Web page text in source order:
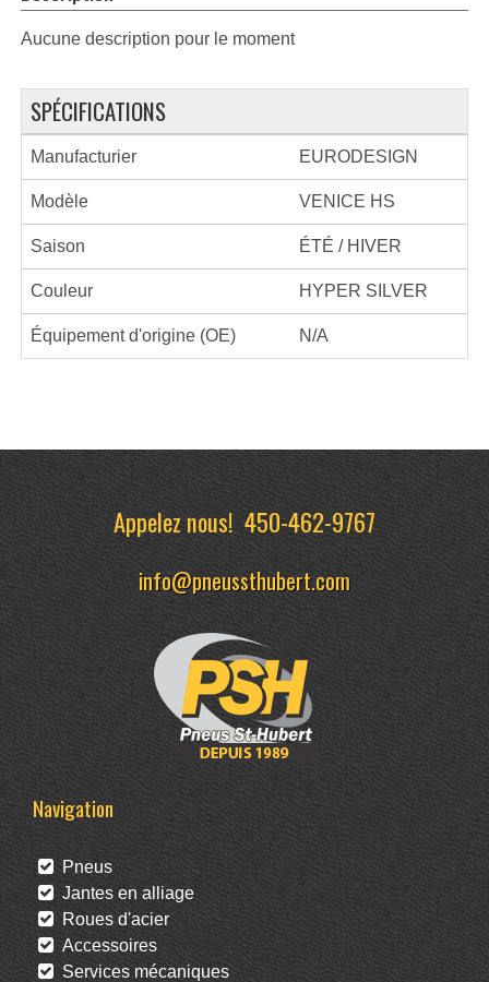
Aucune description pour le moment
SPÉCIFICATIONS
Manufacturier EURODESIGN
Modèle VENICE HS
Saison ÉTÉ / HIVER
Couleur HYPER SILVER
Équipement d'origine (OE) N/A
Appelez nous!450-462-9767
info@pneussthubert.com
Navigation
Pneus
Jantes en alliage
Roues d'acier
Accessoires
Services mécaniques